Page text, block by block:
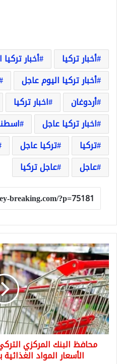
أخبار تركيا
أخبار
أخبار تركيا اليوم عاجل
أردوغان
اخبار تركيا
اخبار تركيا عاجل
تركيا
تركيا عاجل
عاجل
عاجل تركيا
محافظ
البنك
المركزي
التركي
يعلن
عن
توقعات
بارتفاع
الأسعار
الموادمحافظ البنك المركزي
الأسعار المواد